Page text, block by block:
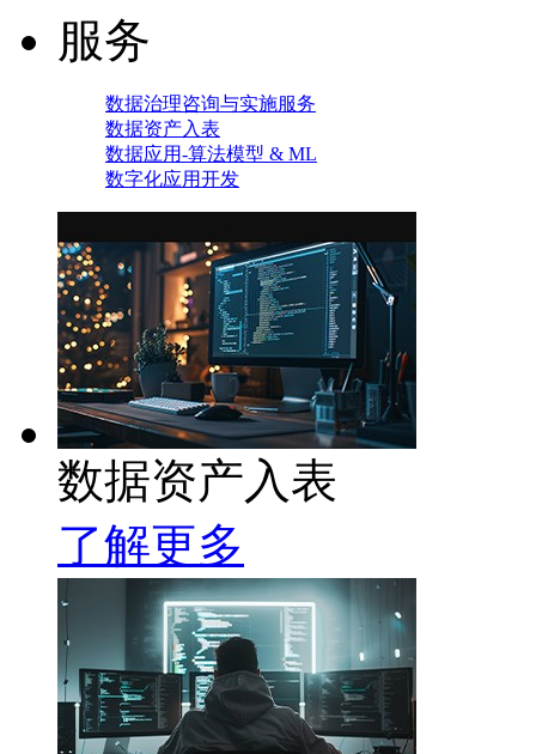
服务
数据治理咨询与实施服务
数据资产入表
数据应用-算法模型 & ML
数字化应用开发
数据资产入表
了解更多